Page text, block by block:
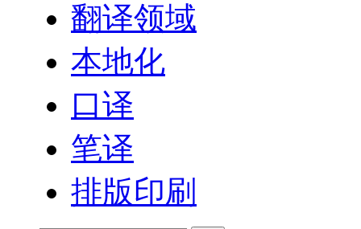
翻译领域
本地化
口译
笔译
排版印刷